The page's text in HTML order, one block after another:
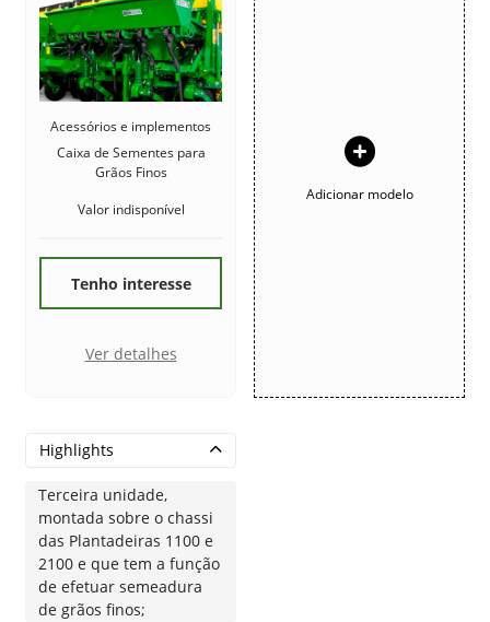
Acessórios e implementos
Caixa de Sementes para
Grãos Finos
Valor indisponível
Tenho interesse
Ver detalhes
Adicionar modelo
Highlights
Terceira unidade,
montada sobre o chassi
das Plantadeiras 1100 e
2100 e que tem a função
de efetuar semeadura
de grãos finos;